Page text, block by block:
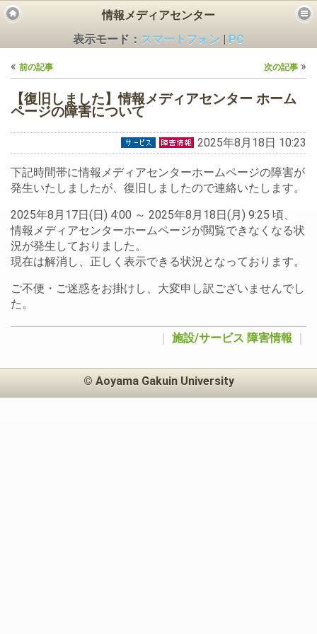
情報メディアセンター
表示モード： スマートフォン
PC
« 前の記事 次の記事 »
【復旧しました】情報メディアセンター ホーム
ページの障害について
2025年8月18日 10:23
下記時間帯に情報メディアセンターホームページの障害が
発生いたしましたが、復旧しましたので連絡いたします。
2025年8月17日(日) 4:00 ～ 2025年8月18日(月) 9:25 頃、
情報メディアセンターホームページが閲覧できなくなる状
況が発生しておりました。
現在は解消し、正しく表示できる状況となっております。
ご不便・ご迷惑をお掛けし、大変申し訳ございませんでし
た。
施設/サービス 障害情報
© Aoyama Gakuin University